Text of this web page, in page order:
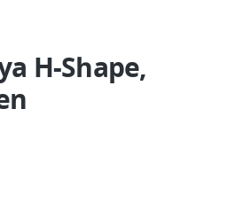
H-Shape,